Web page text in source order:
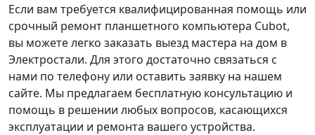
Если вам требуется квалифицированная помощь или
срочный ремонт планшетного компьютера Cubot,
вы можете легко заказать выезд мастера на дом в
Электростали. Для этого достаточно связаться с
нами по телефону или оставить заявку на нашем
сайте. Мы предлагаем бесплатную консультацию и
помощь в решении любых вопросов, касающихся
эксплуатации и ремонта вашего устройства.